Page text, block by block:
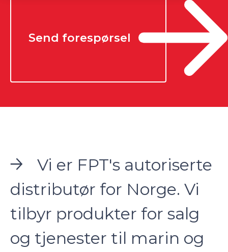
Send forespørsel
Vi er FPT's autoriserte
distributør for Norge. Vi
tilbyr produkter for salg
og tjenester til marin og